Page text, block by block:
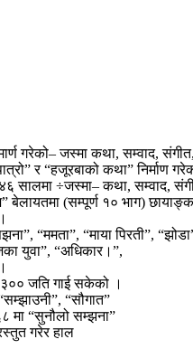
गरेको– जस्मा कथा, सम्वाद,
र “हजूरबाको कथा” निर्माण
सालमा ÷जस्मा– कथा, सम्वाद,
बेलायतमा (सम्पूर्ण १० भाग)
“ममता”, “माया पिरती”,
युवा”, “अधिकार।”,
जति गाई सकेको ।
“सौगात”
मा “सुनौलो सम्झना”
प्रस्तुत गरेर हाल